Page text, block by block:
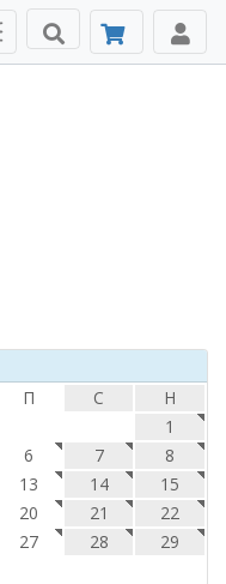
П С
Н
1
6 7
8
13 14
15
20 21
22
27 28
29